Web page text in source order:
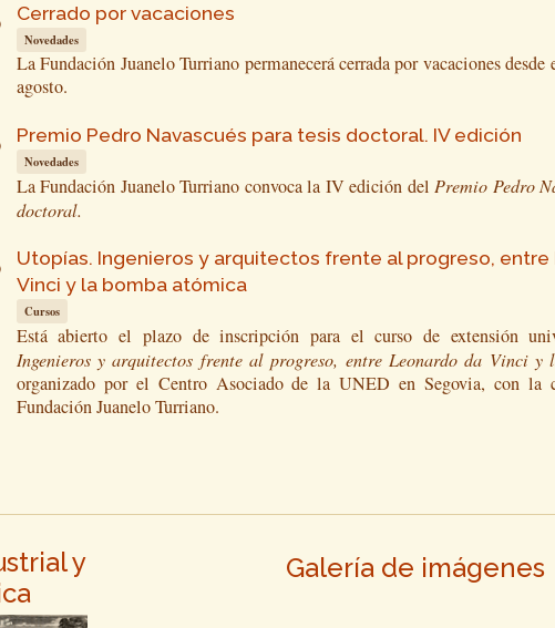
Cerrado por vacaciones
Novedades
La Fundación Juanelo Turriano permanecerá cerrada por vacaciones
agosto.
Premio Pedro Navascués para tesis doctoral. IV edición
Novedades
La Fundación Juanelo Turriano convoca la IV edición delPremio Pedro
doctoral.
Utopías. Ingenieros y arquitectos frente al progreso, entre
Vinci y la bomba atómica
Cursos
Está abierto el plazo de inscripción para el curso de extensión
Ingenieros y arquitectos frente al progreso, entre Leonardo da Vinci y
organizado por el Centro Asociado de la UNED en Segovia, con la
Fundación Juanelo Turriano.
y
Galería de imágenes